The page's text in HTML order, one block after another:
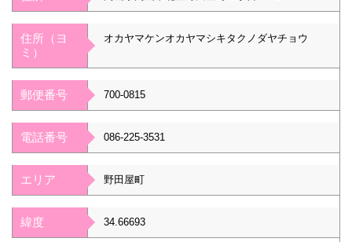
住所（ヨ
ミ）
オカヤマケンオカヤマシキタクノダヤチョウ
郵便番号 700-0815
電話番号 086-225-3531
エリア 野田屋町
緯度 34.66693